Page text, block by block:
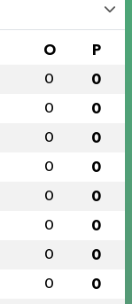
O P
0 0
0 0
0 0
0 0
0 0
0 0
0 0
0 0